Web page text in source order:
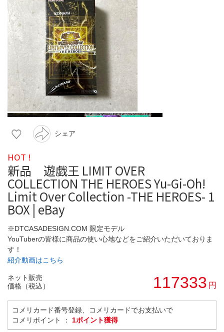
シェア
HOT !
新品 遊戯王 LIMIT OVER
COLLECTION THE HEROES Yu-Gi-Oh!
Limit Over Collection -THE HEROES- 1
BOX | eBay
※DTCASADESIGN.COM 限定モデル
YouTuberの皆様に商品の使い心地などをご紹介いただいておりま
す！
紹介動画はこちら
ネット販売
価格（税込）
117333 円
コメリカード番号登録、コメリカードでお支払いで
コメリポイント ： 1ポイント獲得